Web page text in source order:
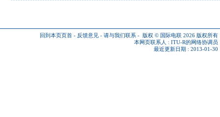
回到本页页首 - 反馈意见 - 请与我们联系 - 版权 © 国际电联 2026 版权所有
本网页联系人 : ITU-R的网络协调员
最近更新日期 : 2013-01-30